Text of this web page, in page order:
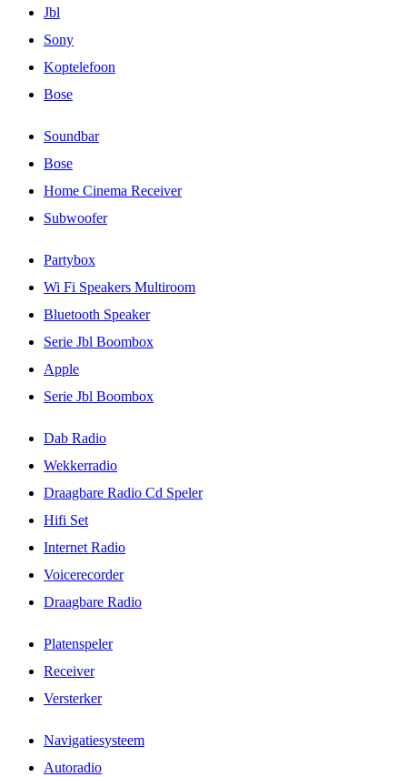
Jbl
Sony
Koptelefoon
Bose
Soundbar
Bose
Home Cinema Receiver
Subwoofer
Partybox
Wi Fi Speakers Multiroom
Bluetooth Speaker
Serie Jbl Boombox
Apple
Serie Jbl Boombox
Dab Radio
Wekkerradio
Draagbare Radio Cd Speler
Hifi Set
Internet Radio
Voicerecorder
Draagbare Radio
Platenspeler
Receiver
Versterker
Navigatiesysteem
Autoradio